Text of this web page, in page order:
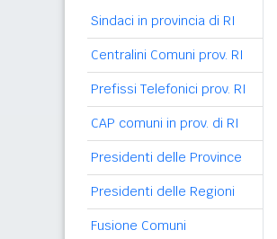
Sindaci in provincia di RI
Centralini Comuni prov. RI
Prefissi Telefonici prov. RI
CAP comuni in prov. di RI
Presidenti delle Province
Presidenti delle Regioni
Fusione Comuni